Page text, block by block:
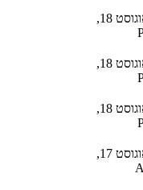
אוגוסט 18,
אוגוסט 18,
אוגוסט 18,
אוגוסט 17,